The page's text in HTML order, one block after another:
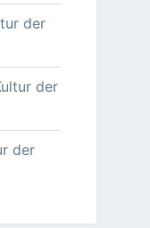
der
der
der